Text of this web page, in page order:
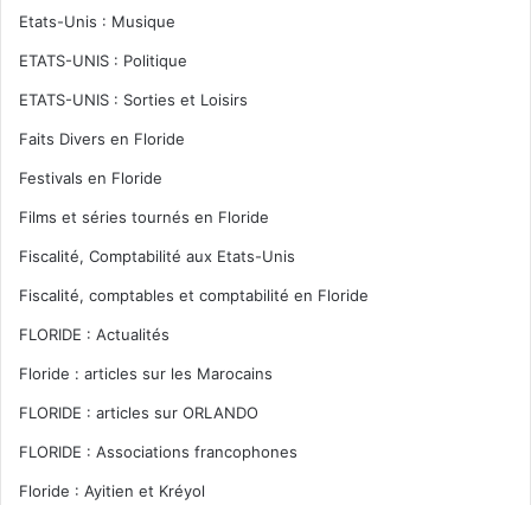
Etats-Unis : Musique
ETATS-UNIS : Politique
ETATS-UNIS : Sorties et Loisirs
Faits Divers en Floride
Festivals en Floride
Films et séries tournés en Floride
Fiscalité, Comptabilité aux Etats-Unis
Fiscalité, comptables et comptabilité en Floride
FLORIDE : Actualités
Floride : articles sur les Marocains
FLORIDE : articles sur ORLANDO
FLORIDE : Associations francophones
Floride : Ayitien et Kréyol